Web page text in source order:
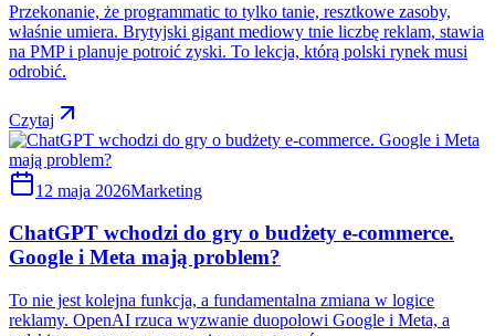
Przekonanie, że programmatic to tylko tanie, resztkowe zasoby,
właśnie umiera. Brytyjski gigant mediowy tnie liczbę reklam, stawia
na PMP i planuje potroić zyski. To lekcja, którą polski rynek musi
odrobić.
Czytaj
12 maja 2026Marketing
ChatGPT wchodzi do gry o budżety e-commerce.
Google i Meta mają problem?
To nie jest kolejna funkcja, a fundamentalna zmiana w logice
reklamy. OpenAI rzuca wyzwanie duopolowi Google i Meta, a